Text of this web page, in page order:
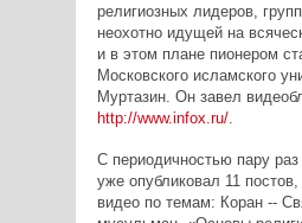
религиозных лидеров,
неохотно идущей на
и в этом плане пионером
Московского исламского
Муртазин. Он завел
http://www.infox.ru/.
С периодичностью пару
уже опубликовал 11
видео по темам: Коран --